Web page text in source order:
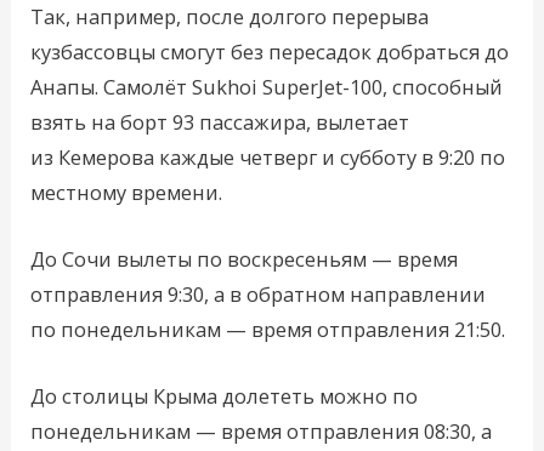
Так, например, после долгого перерыва
кузбассовцы смогут без пересадок добраться до
Анапы. Самолёт Sukhoi SuperJet-100, способный
взять на борт 93 пассажира, вылетает
из Кемерова каждые четверг и субботу в 9:20 по
местному времени.
До Сочи вылеты по воскресеньям — время
отправления 9:30, а в обратном направлении
по понедельникам — время отправления 21:50.
До столицы Крыма долететь можно по
понедельникам — время отправления 08:30, а